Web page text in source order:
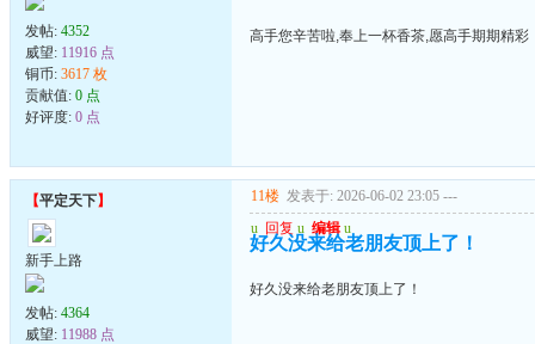
发帖: 4352
威望: 11916 点
铜币: 3617 枚
贡献值: 0 点
好评度: 0 点
高手您辛苦啦,奉上一杯香茶,愿高手期期精彩
【平定天下】
新手上路
发帖: 4364
威望: 11988 点
11楼 发表于: 2026-06-02 23:05 ---
u 回复 u 编辑 u
好久没来给老朋友顶上了！
好久没来给老朋友顶上了！